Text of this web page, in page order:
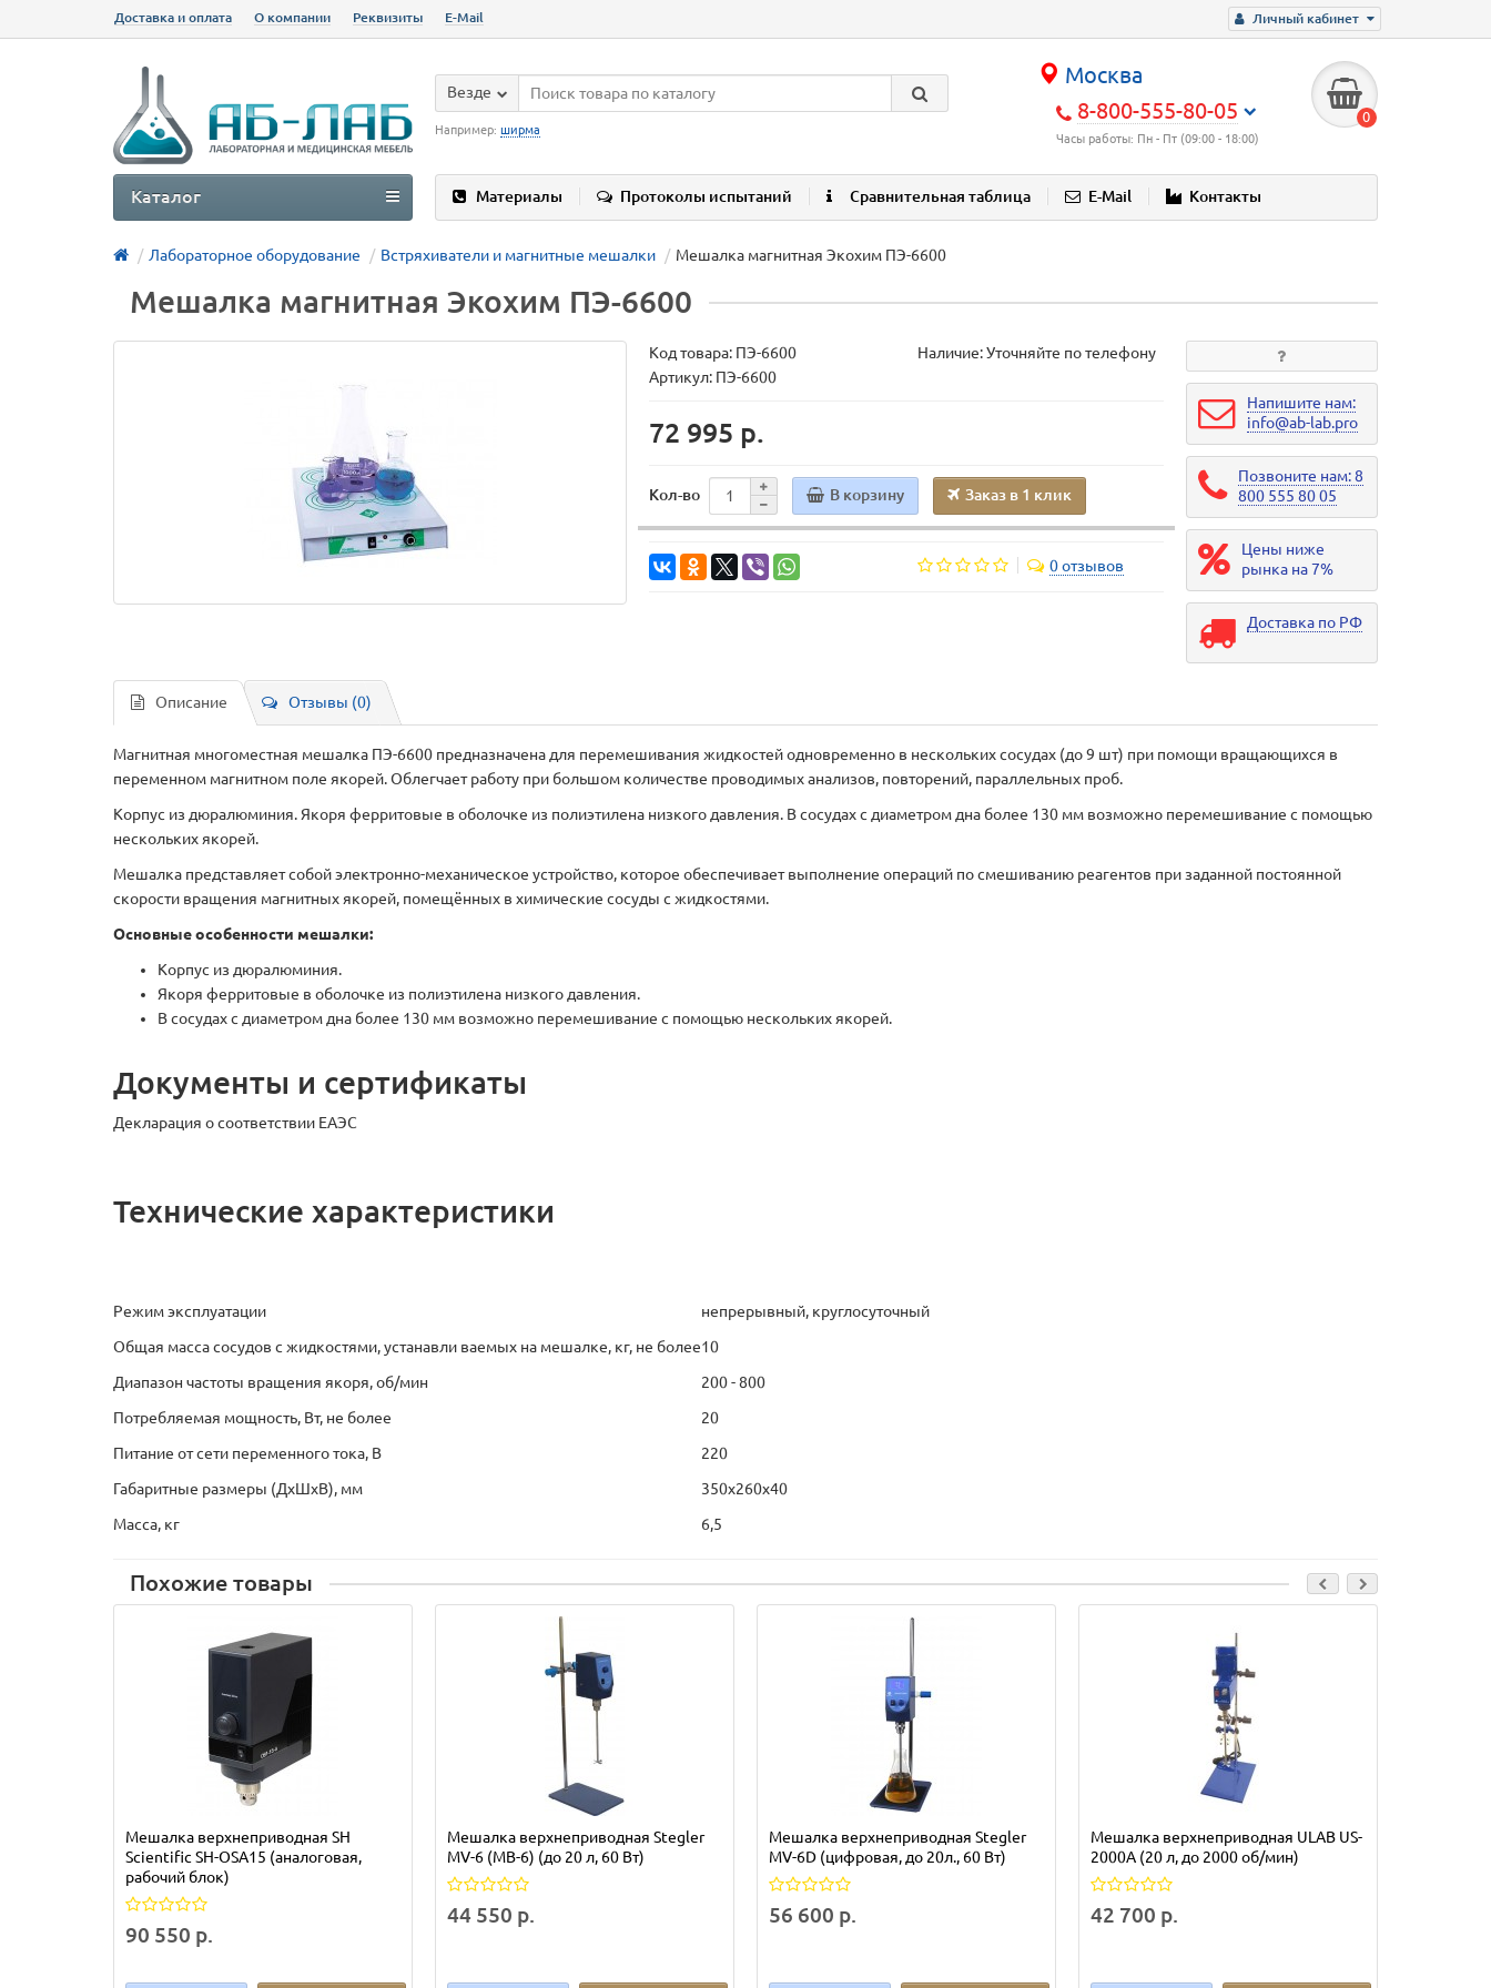
Личный кабинет
Доставка и оплата О компании Реквизиты E-Mail
Москва
8-800-555-80-05
Часы работы: Пн - Пт (09:00 - 18:00)
0
Везде
Например: ширма
Материалы Протоколы испытаний Сравнительная таблица E-Mail Контакты
Каталог
Лабораторное оборудование Встряхиватели и магнитные мешалки Мешалка магнитная Экохим ПЭ-6600
Мешалка магнитная Экохим ПЭ-6600
Код товара: ПЭ-6600
Наличие: Уточняйте по телефону
Артикул: ПЭ-6600
72 995 р.
Кол-во В корзину Заказ в 1 клик
0 отзывов
Напишите нам:
info@ab-lab.pro
Позвоните нам: 8
800 555 80 05
Цены ниже
рынка на 7%
Доставка по РФ
Описание Отзывы (0)
Магнитная многоместная мешалка ПЭ-6600 предназначена для перемешивания жидкостей одновременно в нескольких сосудах (до 9 шт) при помощи вращающихся в
переменном магнитном поле якорей. Облегчает работу при большом количестве проводимых анализов, повторений, параллельных проб.
Корпус из дюралюминия. Якоря ферритовые в оболочке из полиэтилена низкого давления. В сосудах с диаметром дна более 130 мм возможно перемешивание с помощью
нескольких якорей.
Мешалка представляет собой электронно-механическое устройство, которое обеспечивает выполнение операций по смешиванию реагентов при заданной постоянной
скорости вращения магнитных якорей, помещённых в химические сосуды с жидкостями.
Основные особенности мешалки:
Корпус из дюралюминия.
Якоря ферритовые в оболочке из полиэтилена низкого давления.
В сосудах с диаметром дна более 130 мм возможно перемешивание с помощью нескольких якорей.
Документы и сертификаты
Декларация о соответствии ЕАЭС
Технические характеристики
Режим эксплуатации
непрерывный, круглосуточный
Общая масса сосудов с жидкостями, устанавли ваемых на мешалке, кг, не более10
Диапазон частоты вpащения якоpя, об/мин
200 - 800
Потpебляемая мощность, Вт, не более
20
Питание от сети переменного тока, В
220
Габаритные размеры (ДхШхВ), мм
350х260х40
Масса, кг
6,5
Похожие товары
Мешалка верхнеприводная SH
Scientific SH-OSA15 (аналоговая,
рабочий блок)
90 550 р.
Мешалка верхнеприводная Stegler
MV-6 (МВ-6) (до 20 л, 60 Вт)
44 550 р.
Мешалка верхнеприводная Stegler
MV-6D (цифровая, до 20л., 60 Вт)
56 600 р.
Мешалка верхнеприводная ULAB US-
2000А (20 л, до 2000 об/мин)
42 700 р.